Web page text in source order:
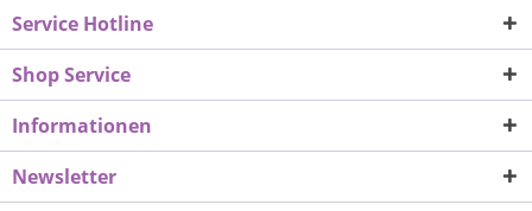
Service Hotline
Shop Service
Informationen
Newsletter